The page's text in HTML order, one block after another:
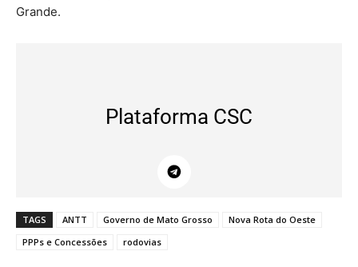
Grande.
Plataforma CSC
TAGS ANTT Governo de Mato Grosso
Nova Rota do Oeste
PPPs e Concessões
rodovias